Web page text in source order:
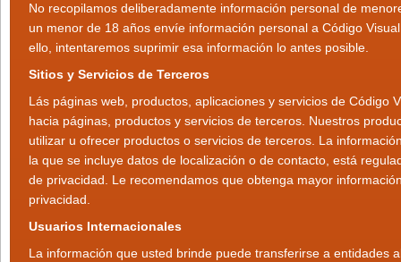
No recopilamos deliberadamente información personal de
un menor de 18 años envíe información personal a Código
ello, intentaremos suprimir esa información lo antes posible.
Sitios y Servicios de Terceros
Lás páginas web, productos, aplicaciones y servicios de Código
hacia páginas, productos y servicios de terceros. Nuestros
utilizar u ofrecer productos o servicios de terceros. La
la que se incluye datos de localización o de contacto, está
de privacidad. Le recomendamos que obtenga mayor
privacidad.
Usuarios Internacionales
La información que usted brinde puede transferirse a entidades